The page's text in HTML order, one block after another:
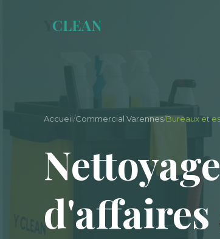
CLEAN
Accueil/Commercial Varennes/Bureaux et
d'affaires